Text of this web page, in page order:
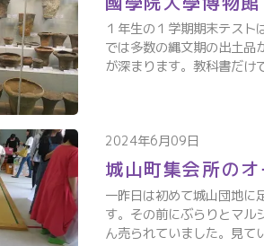
１年生の１学期期末テス
では多数の縄文期の出土品
が深まります。教科書だ
2024年6月09日
城山町集会所の
一昨日は初めて城山団地に
す。その前にぶらりとマル
ん売られていました。見